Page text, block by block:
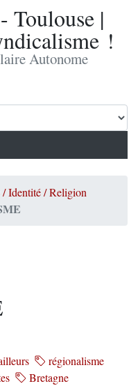
Toulouse |
!
Autonome
Identité / Religion
régionalisme
Bretagne